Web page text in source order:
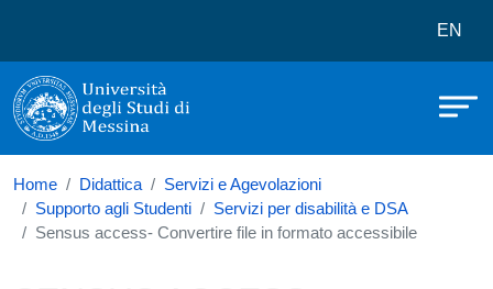
Università degli Studi di Messina
EN
Home Didattica
Servizi e Agevolazioni
Supporto agli Studenti
Servizi per disabilità e DSA
Sensus access- Convertire file in formato accessibile